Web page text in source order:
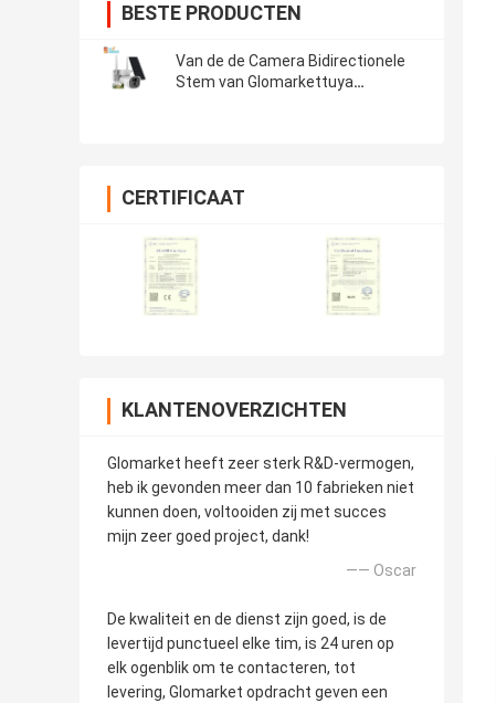
BESTE PRODUCTEN
Van de de Camera Bidirectionele
Stem van Glomarkettuya
CERTIFICAAT
KLANTENOVERZICHTEN
Glomarket heeft zeer sterk R&D-vermogen,
heb ik gevonden meer dan 10 fabrieken niet
kunnen doen, voltooiden zij met succes
mijn zeer goed project, dank!
—— Oscar
De kwaliteit en de dienst zijn goed, is de
levertijd punctueel elke tim, is 24 uren op
elk ogenblik om te contacteren, tot
levering, Glomarket opdracht geven een